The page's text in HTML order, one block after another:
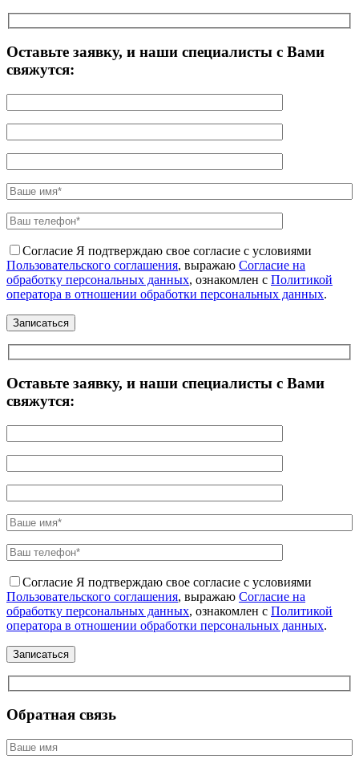
Оставьте заявку, и наши специалисты с Вами
свяжутся:
Согласие Я подтверждаю свое согласие с условиями
Пользовательского соглашения, выражаю Согласие на
обработку персональных данных, ознакомлен с Политикой
оператора в отношении обработки персональных данных.
Оставьте заявку, и наши специалисты с Вами
свяжутся:
Согласие Я подтверждаю свое согласие с условиями
Пользовательского соглашения, выражаю Согласие на
обработку персональных данных, ознакомлен с Политикой
оператора в отношении обработки персональных данных.
Обратная связь